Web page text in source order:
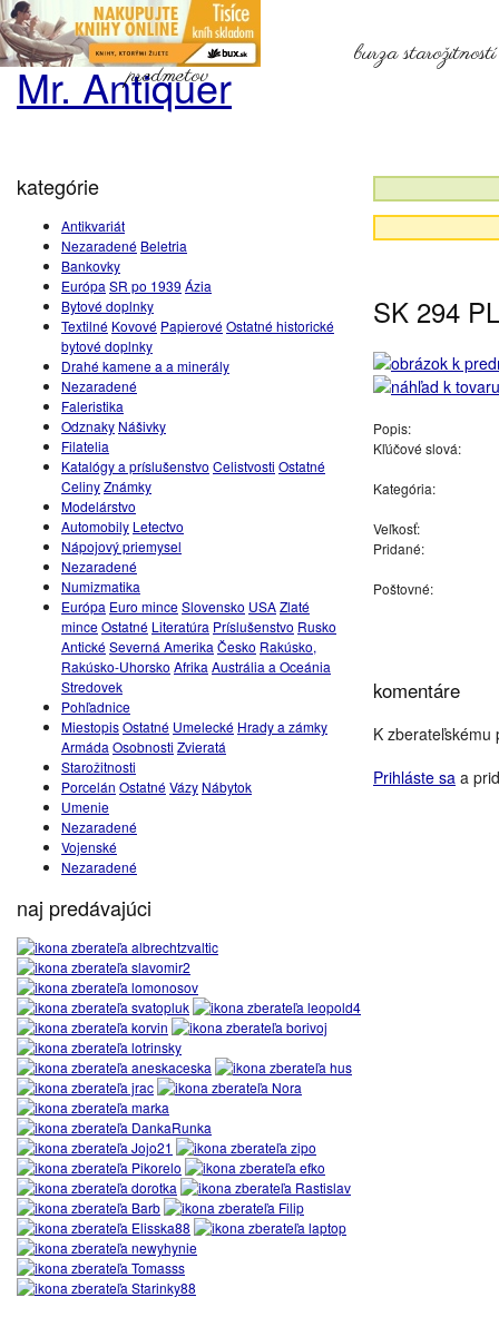
Mr. Antiquer
burza
predmetov
kategórie
Antikvariát
Nezaradené Beletria
Bankovky
Európa SR po 1939 Ázia
Bytové doplnky
Textilné Kovové PapierovéOstatné historické
bytové doplnky
Drahé kamene a a minerály
Nezaradené
Faleristika
Odznaky Nášivky
Filatelia
Katalógy a príslušenstvo Celistvosti Ostatné
CelinyZnámky
Modelárstvo
Automobily Letectvo
Nápojový priemysel
Nezaradené
Numizmatika
Európa Euro minceSlovensko USAZlaté
minceOstatné Literatúra Príslušenstvo Rusko
AntickéSeverná Amerika Česko Rakúsko,
Rakúsko-Uhorsko Afrika Austrália a Oceánia
Stredovek
Pohľadnice
MiestopisOstatné Umelecké Hrady a zámky
Armáda Osobnosti Zvieratá
Starožitnosti
Porcelán OstatnéVázy Nábytok
Umenie
Nezaradené
Vojenské
Nezaradené
naj predávajúci
SK 294
Popis:
Kľúčové slová:
Kategória:
Veľkosť:
Pridané:
Poštovné:
komentáre
K zberateľskému
Prihláste sa a